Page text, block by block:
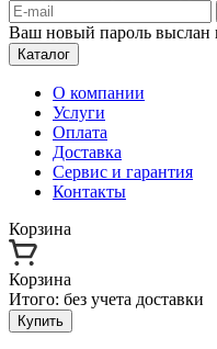
Ваш новый пароль выслан
Каталог
О компании
Услуги
Оплата
Доставка
Сервис и гарантия
Контакты
Корзина
Корзина
Итого: без учета доставки
Купить